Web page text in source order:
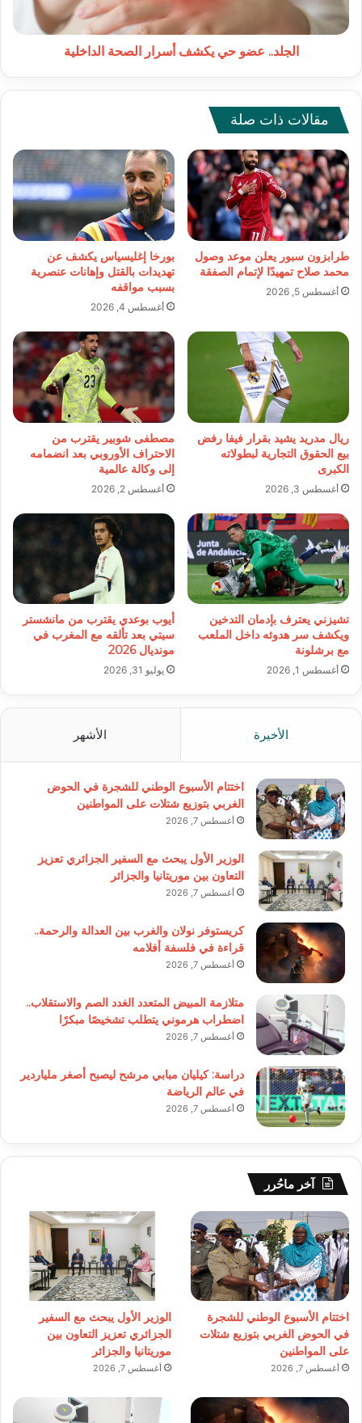
الجلد.. عضو حي يكشف أسرار الصحة الداخلية
مقالات ذات صلة
طرابزون سبور يعلن موعد وصول
محمد صلاح تمهيدًا لإتمام الصفقة
أغسطس 5, 2026
بورخا إغليسياس يكشف عن
تهديدات بالقتل وإهانات عنصرية
بسبب مواقفه
أغسطس 4, 2026
ريال مدريد يشيد بقرار فيفا رفض
بيع الحقوق التجارية لبطولاته
الكبرى
أغسطس 3, 2026
مصطفى شوبير يقترب من
الاحتراف الأوروبي بعد انضمامه
إلى وكالة عالمية
أغسطس 2, 2026
تشيزني يعترف بإدمان التدخين
ويكشف سر هدوئه داخل الملعب
مع برشلونة
أغسطس 1, 2026
أيوب بوعدي يقترب من مانشستر
سيتي بعد تألقه مع المغرب في
مونديال 2026
يوليو 31, 2026
الأخيرة الأشهر
اختتام الأسبوع الوطني للشجرة في الحوض
الغربي بتوزيع شتلات على المواطنين
أغسطس 7, 2026
الوزير الأول يبحث مع السفير الجزائري تعزيز
التعاون بين موريتانيا والجزائر
أغسطس 7, 2026
كريستوفر نولان والغرب بين العدالة والرحمة..
قراءة في فلسفة أفلامه
أغسطس 7, 2026
متلازمة المبيض المتعدد الغدد الصم والاستقلاب..
اضطراب هرموني يتطلب تشخيصًا مبكرًا
أغسطس 7, 2026
دراسة: كيليان مبابي مرشح ليصبح أصغر ملياردير
في عالم الرياضة
أغسطس 7, 2026
آخر ماحُرر
اختتام الأسبوع الوطني للشجرة
في الحوض الغربي بتوزيع شتلات
على المواطنين
أغسطس 7, 2026
الوزير الأول يبحث مع السفير
الجزائري تعزيز التعاون بين
موريتانيا والجزائر
أغسطس 7, 2026